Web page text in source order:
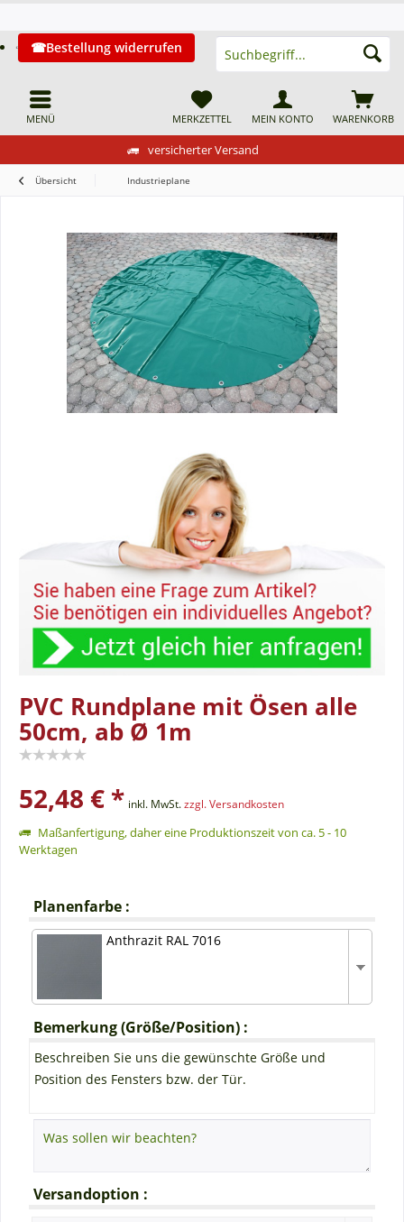
versicherter Versand
MENÜ
Bestellung widerrufen
WARENKORB
MERKZETTEL MEIN KONTO
Übersicht Industrieplane
PVC Rundplane mit Ösen alle
50cm, ab Ø 1m
52,48 € * inkl. MwSt.zzgl. Versandkosten
Maßanfertigung, daher eine Produktionszeit von ca. 5 - 10
Werktagen
Planenfarbe :
Anthrazit RAL 7016
Bemerkung (Größe/Position) :
Beschreiben Sie uns die gewünschte Größe und
Position des Fensters bzw. der Tür.
Versandoption :